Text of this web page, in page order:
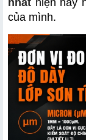
nhất hiện nay
của mình.